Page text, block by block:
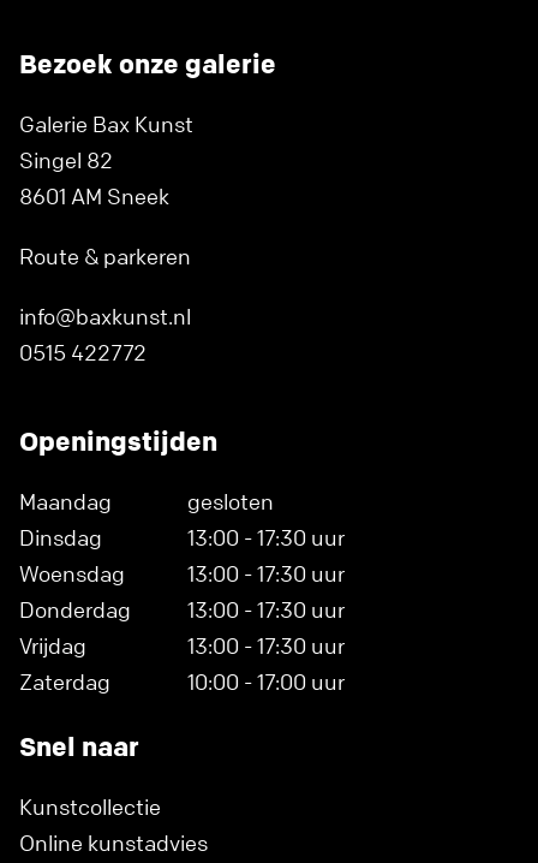
Bezoek onze galerie
Galerie Bax Kunst
Singel 82
8601 AM Sneek
Route & parkeren
info@baxkunst.nl
0515 422772
Openingstijden
Maandag
gesloten
Dinsdag
13:00 - 17:30 uur
Woensdag
13:00 - 17:30 uur
Donderdag
13:00 - 17:30 uur
Vrijdag
13:00 - 17:30 uur
Zaterdag
10:00 - 17:00 uur
Snel naar
Kunstcollectie
Online kunstadvies